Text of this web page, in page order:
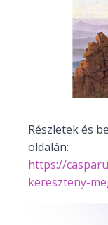
Részletek és
oldalán:
https://
kereszteny-